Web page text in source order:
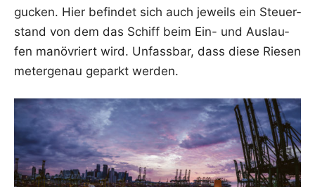
gucken. Hier befin­det sich auch jeweils ein Steu­er­
stand von dem das Schiff beim Ein- und Aus­lau­
fen manö­vriert wird. Unfass­bar, dass die­se Rie­sen
meter­ge­nau geparkt werden.